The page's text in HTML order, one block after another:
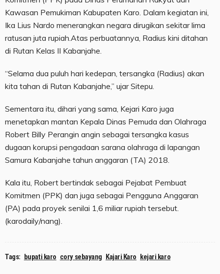
Kawasan Pemukiman Kabupaten Karo. Dalam kegiatan ini,
Ika Lius Nardo menerangkan negara dirugikan sekitar lima
ratusan juta rupiah.Atas perbuatannya, Radius kini ditahan
di Rutan Kelas II Kabanjahe.
“Selama dua puluh hari kedepan, tersangka (Radius) akan
kita tahan di Rutan Kabanjahe,” ujar Sitepu.
Sementara itu, dihari yang sama, Kejari Karo juga
menetapkan mantan Kepala Dinas Pemuda dan Olahraga
Robert Billy Perangin angin sebagai tersangka kasus
dugaan korupsi pengadaan sarana olahraga di lapangan
Samura Kabanjahe tahun anggaran (TA) 2018.
Kala itu, Robert bertindak sebagai Pejabat Pembuat
Komitmen (PPK) dan juga sebagai Pengguna Anggaran
(PA) pada proyek senilai 1,6 miliar rupiah tersebut.
(karodaily/nang).
Tags: bupati karo cory sebayang Kajari Karo kejari karo